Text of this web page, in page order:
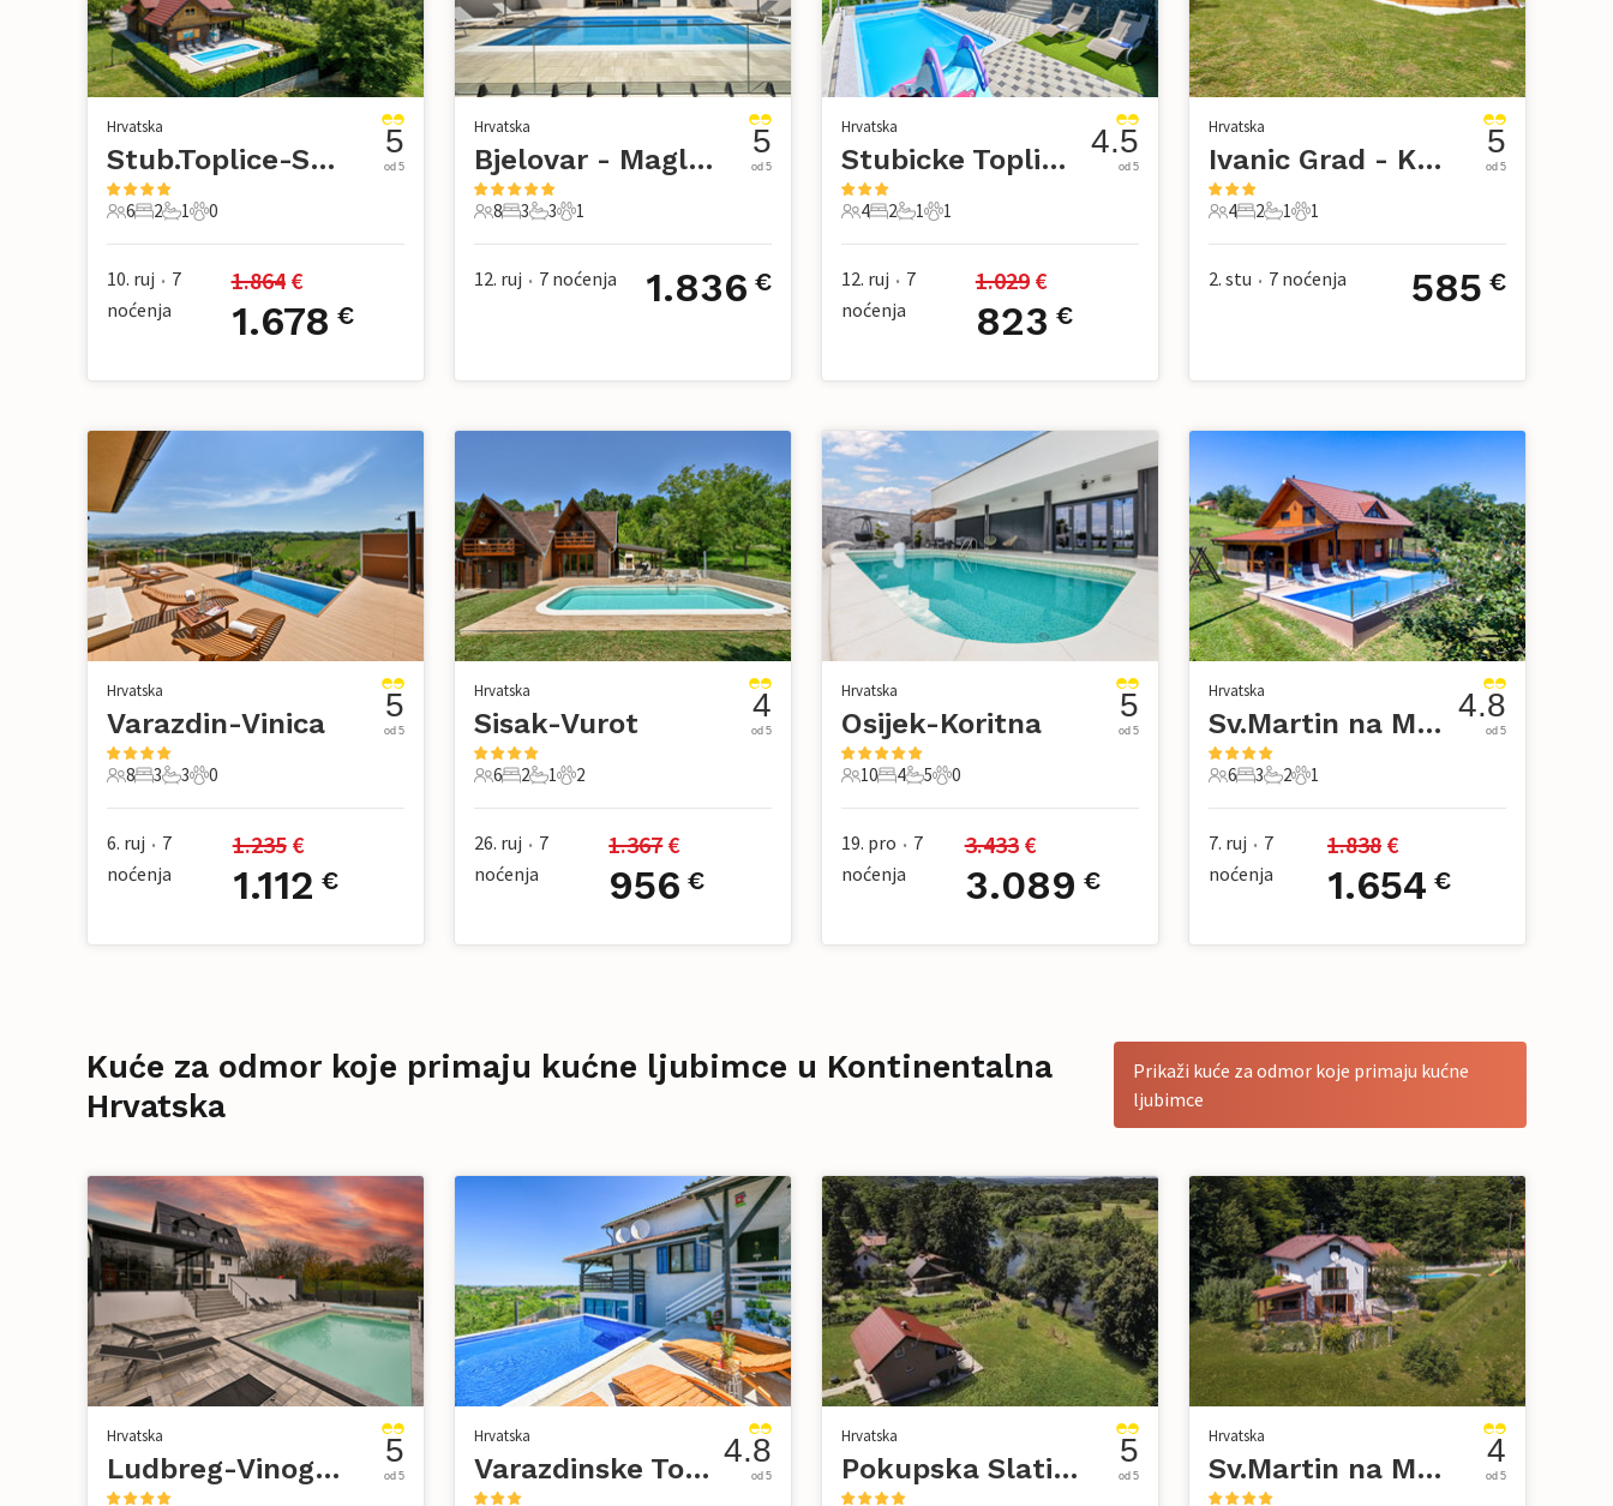
Hrvatska
Stub.Toplice-Strmec Stubicki
6 Gosti
6
2 Spavaće sobe
2
1 Kupaonica
1
0 Kućni ljubimac
0
5
od 5
10. ruj • 7
noćenja
1.864 €
1.678 €
Hrvatska
Bjelovar - Maglenca
8 Gosti
8
3 Spavaće sobe
3
3 Kupaonice
3
1 Kućni ljubimac
1
5
od 5
12. ruj • 7 noćenja 1.836 €
Hrvatska
Stubicke Toplice-Andrasevec
4 Gosti
4
2 Spavaće sobe
2
1 Kupaonica
1
1 Kućni ljubimac
1
4.5
od 5
12. ruj • 7
noćenja
1.029 €
823 €
Hrvatska
Ivanic Grad - Klostar Ivanic
4 Gosti
4
2 Spavaće sobe
2
1 Kupaonica
1
1 Kućni ljubimac
1
5
od 5
2. stu • 7 noćenja 585 €
Hrvatska
Varazdin-Vinica
8 Gosti
8
3 Spavaće sobe
3
3 Kupaonice
3
0 Kućni ljubimac
0
5
od 5
6. ruj • 7
noćenja
1.235 €
1.112 €
Hrvatska
Sisak-Vurot
6 Gosti
6
2 Spavaće sobe
2
1 Kupaonica
1
2 Kućni ljubimac
2
4
od 5
26. ruj • 7
noćenja
1.367 €
956 €
Hrvatska
Osijek-Koritna
10 Gosti
10
4 Spavaće sobe
4
5 Kupaonice
5
0 Kućni ljubimac
0
5
od 5
19. pro • 7
noćenja
3.433 €
3.089 €
Hrvatska
Sv.Martin na Muri-Grkavescak
6 Gosti
6
3 Spavaće sobe
3
2 Kupaonice
2
1 Kućni ljubimac
1
4.8
od 5
7. ruj • 7
noćenja
1.838 €
1.654 €
Kuće za odmor koje primaju kućne ljubimce u Kontinentalna
Hrvatska
Prikaži kuće za odmor koje primaju kućne
ljubimce
Hrvatska
Ludbreg-Vinogradi Ludbreski 5
od 5
Hrvatska
Varazdinske Toplice-Vrtlinovec 4.8
od 5
Hrvatska
Pokupska Slatina 5
od 5
Hrvatska
Sv.Martin na Muri 4
od 5